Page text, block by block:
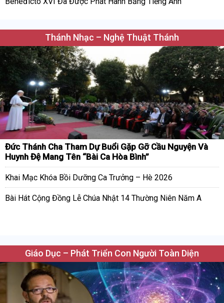
Thánh Nhạc – Nghệ Thuật Thánh
Đức Thánh Cha Tham Dự Buổi Gặp Gỡ Cầu Nguyện Và
Huynh Đệ Mang Tên “Bài Ca Hòa Bình”
Khai Mạc Khóa Bồi Dưỡng Ca Trưởng – Hè 2026
Bài Hát Cộng Đồng Lễ Chúa Nhật 14 Thường Niên Năm A
Giáo Dục – Phát Triển Con Người Toàn Diện